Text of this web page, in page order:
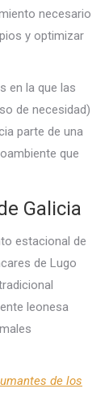
necesario
y optimizar
en la que las
de necesidad)
parte de una
que
Galicia
estacional de
de Lugo
leonesa
de los